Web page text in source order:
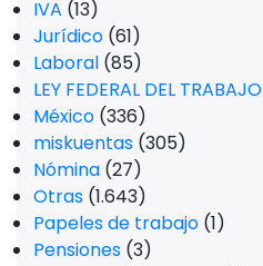
IVA (13)
Jurídico (61)
Laboral (85)
LEY FEDERAL DEL TRABAJO
México (336)
miskuentas (305)
Nómina (27)
Otras (1.643)
Papeles de trabajo (1)
Pensiones (3)